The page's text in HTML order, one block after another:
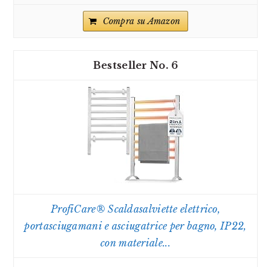
Compra su Amazon
6
ProfiCare® Scaldasalviette elettrico,
portasciugamani e asciugatrice per bagno, IP22,
con materiale...